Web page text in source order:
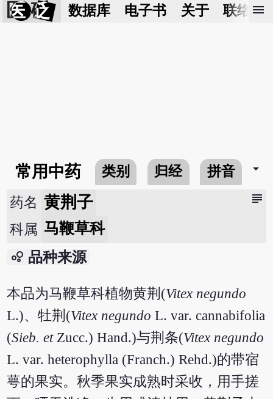
医 砭 数据库 电子书 关于 联络我
menu
常用中药 类别 归经 拼音 arrow_drop_down
subject
药名 黄荆子
科属 马鞭草科
bubble_chart 品种来源
本品为马鞭草科植物黄荆(Vitex negundo
L.)、牡荆(Vitex negundo L. var. cannabifolia
(Sieb. etZucc.) Hand.)与荆条(Vitex negundo
L. var. heterophylla (Franch.) Rehd.)的带宿
萼的果实。秋季果实成熟时采收，用手搓